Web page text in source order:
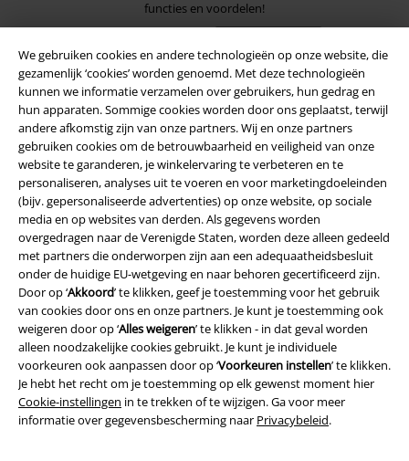
We gebruiken cookies en andere technologieën op onze website, die
gezamenlijk ‘cookies’ worden genoemd. Met deze technologieën
kunnen we informatie verzamelen over gebruikers, hun gedrag en
hun apparaten. Sommige cookies worden door ons geplaatst, terwijl
andere afkomstig zijn van onze partners. Wij en onze partners
gebruiken cookies om de betrouwbaarheid en veiligheid van onze
website te garanderen, je winkelervaring te verbeteren en te
personaliseren, analyses uit te voeren en voor marketingdoeleinden
(bijv. gepersonaliseerde advertenties) op onze website, op sociale
media en op websites van derden. Als gegevens worden
overgedragen naar de Verenigde Staten, worden deze alleen gedeeld
met partners die onderworpen zijn aan een adequaatheidsbesluit
onder de huidige EU-wetgeving en naar behoren gecertificeerd zijn.
Door op ‘Akkoord’ te klikken, geef je toestemming voor het gebruik
van cookies door ons en onze partners. Je kunt je toestemming ook
weigeren door op ‘Alles weigeren’ te klikken - in dat geval worden
alleen noodzakelijke cookies gebruikt. Je kunt je individuele
voorkeuren ook aanpassen door op ‘Voorkeuren instellen’ te klikken.
Je hebt het recht om je toestemming op elk gewenst moment hier
Cookie-instellingen in te trekken of te wijzigen. Ga voor meer
informatie over gegevensbescherming naar Privacybeleid.
functies en voordelen!
A Warner Music Group Company
Beveiliging